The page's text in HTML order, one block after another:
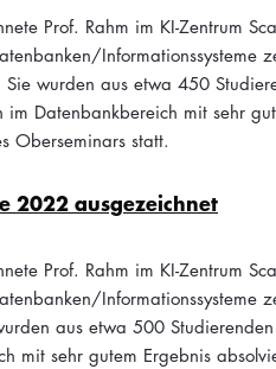
Prof. Rahm im KI-Zentrum
Informationssysteme
wurden aus etwa 450
im Datenbankbereich mit sehr
Oberseminars statt.
2022 ausgezeichnet
Prof. Rahm im KI-Zentrum
Informationssysteme
aus etwa 500
mit sehr gutem Ergebnis